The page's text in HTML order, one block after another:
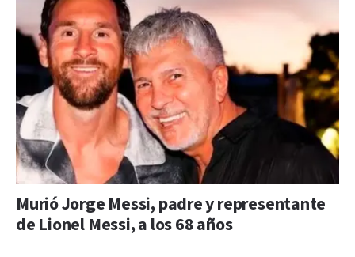
Murió Jorge Messi, padre y representante
de Lionel Messi, a los 68 años